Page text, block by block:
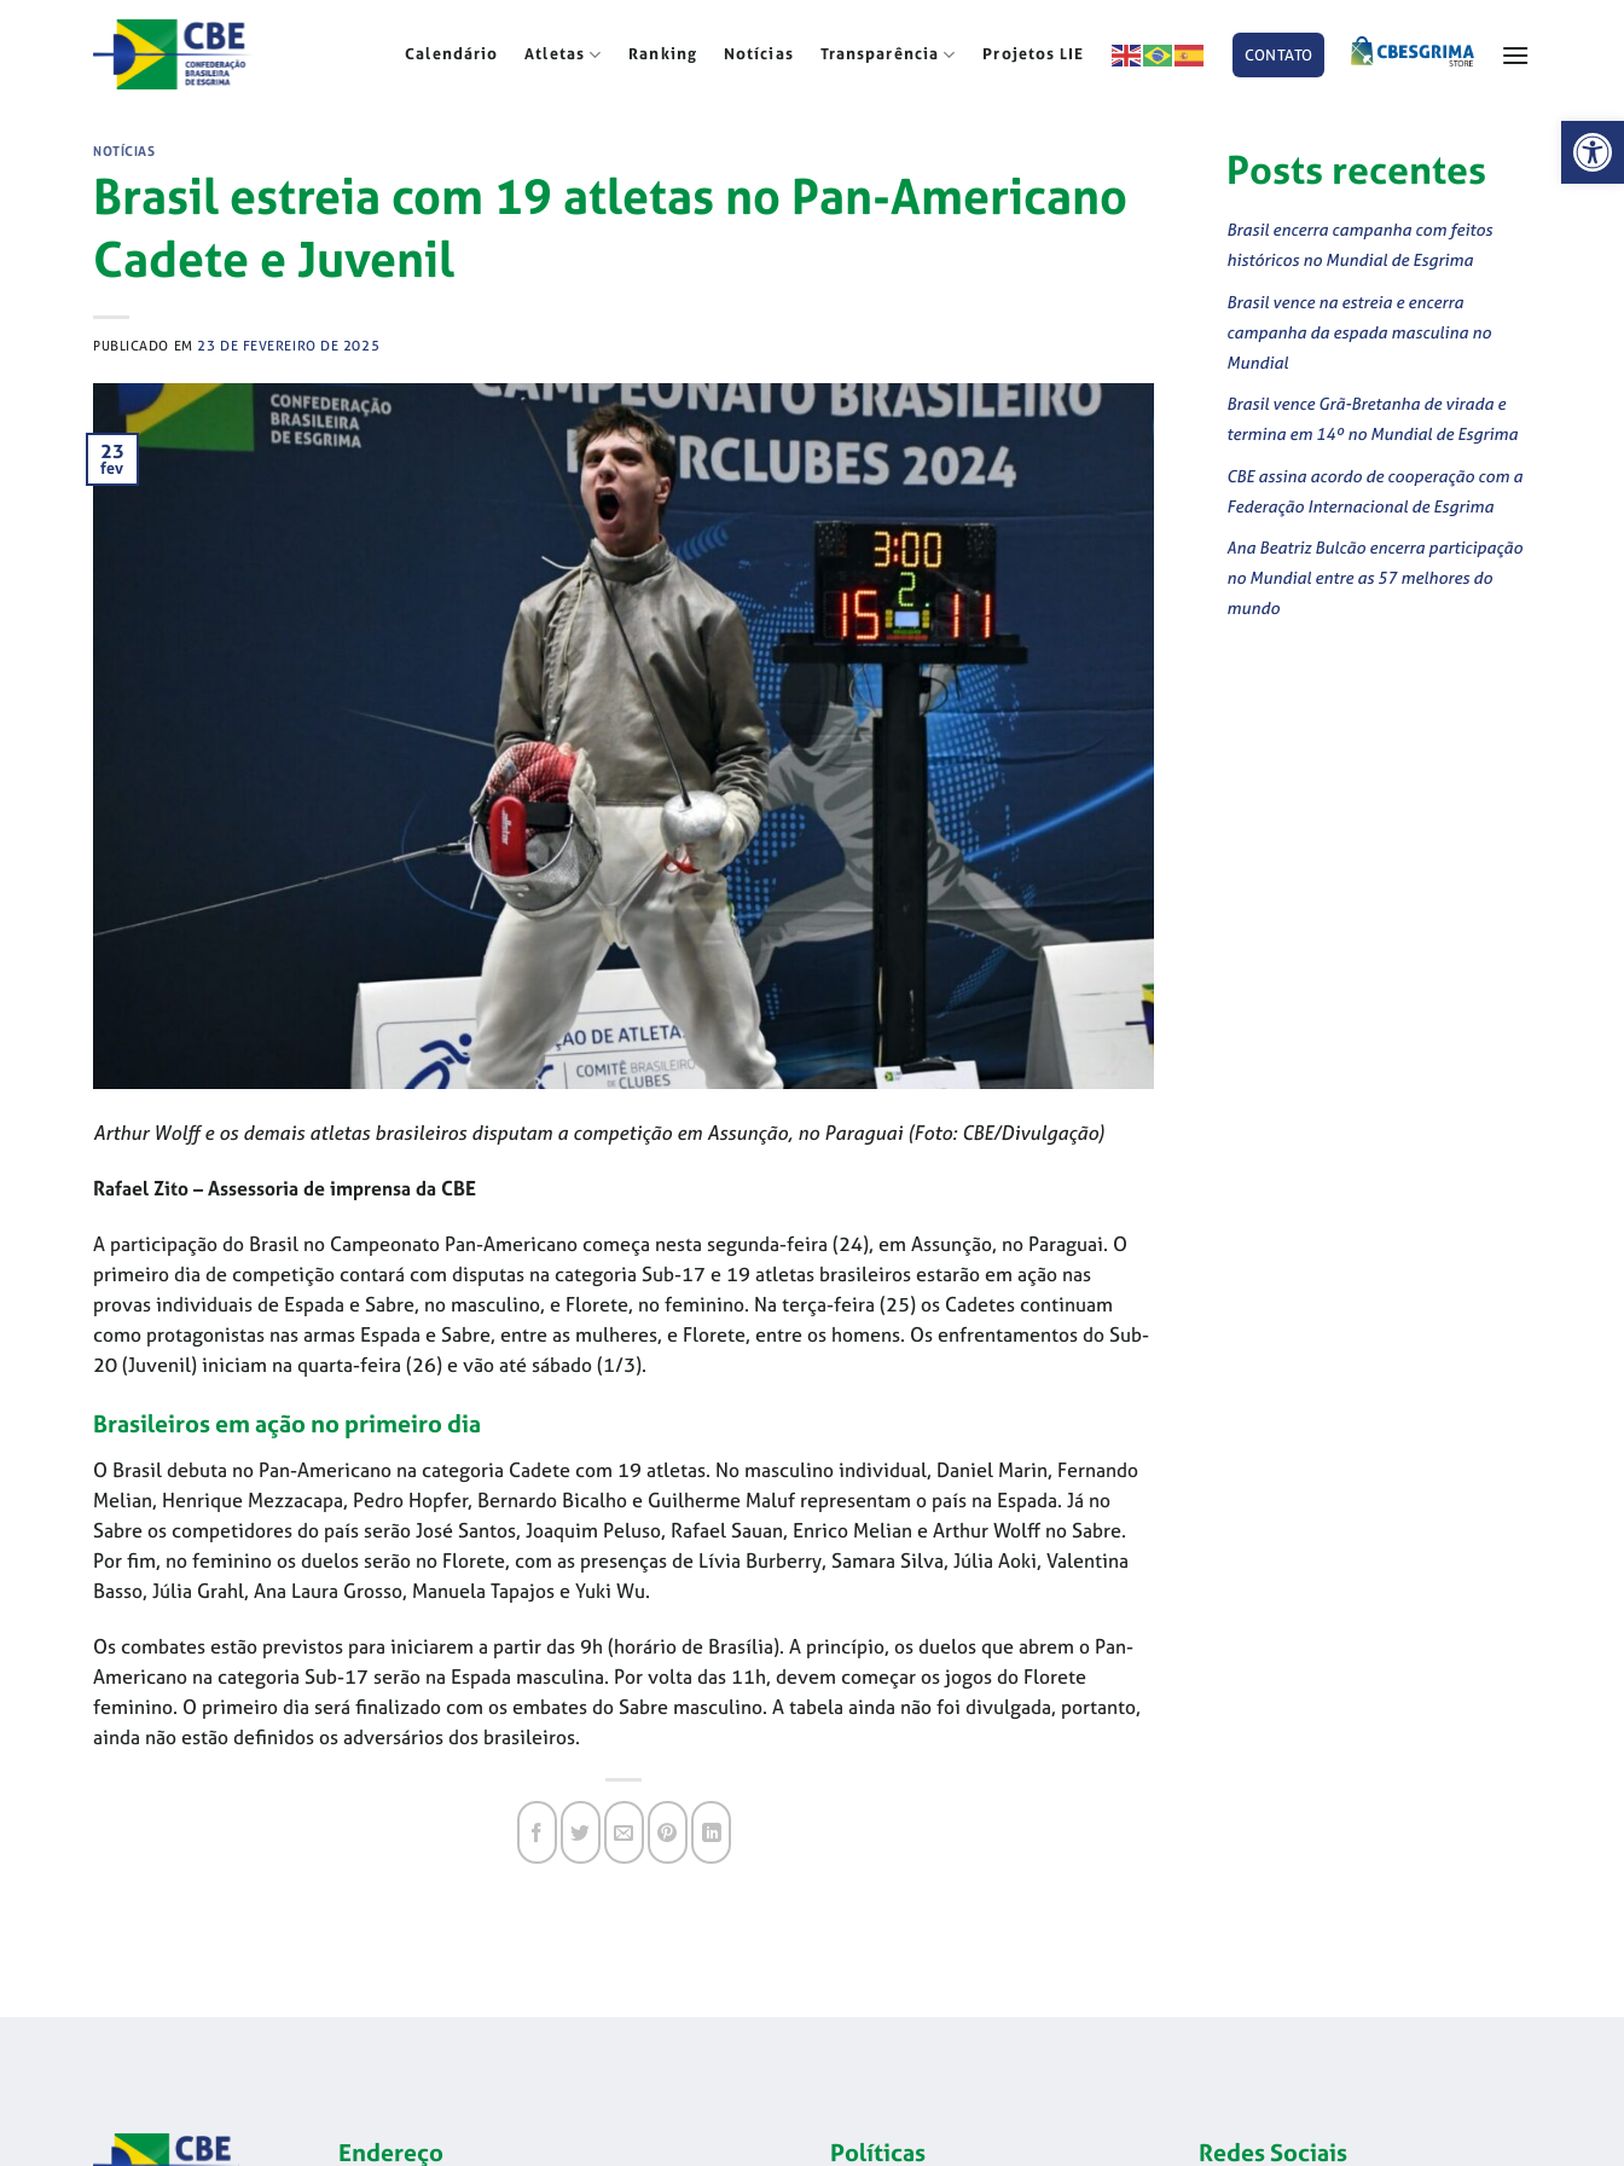
Abrir
Calendário Atletas Ranking Notícias Transparência Projetos LIE CONTATO
NOTÍCIAS
Brasil estreia com 19 atletas no Pan-Americano
Cadete e Juvenil
PUBLICADO EM 23 DE FEVEREIRO DE 2025
23
fev
Arthur Wolff e os demais atletas brasileiros disputam a competição em Assunção, no Paraguai (Foto: CBE/Divulgação)
Rafael Zito – Assessoria de imprensa da CBE
A participação do Brasil no Campeonato Pan-Americano começa nesta segunda-feira (24), em Assunção, no Paraguai. O
primeiro dia de competição contará com disputas na categoria Sub-17 e 19 atletas brasileiros estarão em ação nas
provas individuais de Espada e Sabre, no masculino, e Florete, no feminino. Na terça-feira (25) os Cadetes continuam
como protagonistas nas armas Espada e Sabre, entre as mulheres, e Florete, entre os homens. Os enfrentamentos do Sub-
20 (Juvenil) iniciam na quarta-feira (26) e vão até sábado (1/3).
Brasileiros em ação no primeiro dia
O Brasil debuta no Pan-Americano na categoria Cadete com 19 atletas. No masculino individual, Daniel Marin, Fernando
Melian, Henrique Mezzacapa, Pedro Hopfer, Bernardo Bicalho e Guilherme Maluf representam o país na Espada. Já no
Sabre os competidores do país serão José Santos, Joaquim Peluso, Rafael Sauan, Enrico Melian e Arthur Wolff no Sabre.
Por fim, no feminino os duelos serão no Florete, com as presenças de Lívia Burberry, Samara Silva, Júlia Aoki, Valentina
Basso, Júlia Grahl, Ana Laura Grosso, Manuela Tapajos e Yuki Wu.
Os combates estão previstos para iniciarem a partir das 9h (horário de Brasília). A princípio, os duelos que abrem o Pan-
Americano na categoria Sub-17 serão na Espada masculina. Por volta das 11h, devem começar os jogos do Florete
feminino. O primeiro dia será finalizado com os embates do Sabre masculino. A tabela ainda não foi divulgada, portanto,
ainda não estão definidos os adversários dos brasileiros.
Posts recentes
Brasil encerra campanha com feitos
históricos no Mundial de Esgrima
Brasil vence na estreia e encerra
campanha da espada masculina no
Mundial
Brasil vence Grã-Bretanha de virada e
termina em 14º no Mundial de Esgrima
CBE assina acordo de cooperação com a
Federação Internacional de Esgrima
Ana Beatriz Bulcão encerra participação
no Mundial entre as 57 melhores do
mundo
Endereço Políticas Redes Sociais